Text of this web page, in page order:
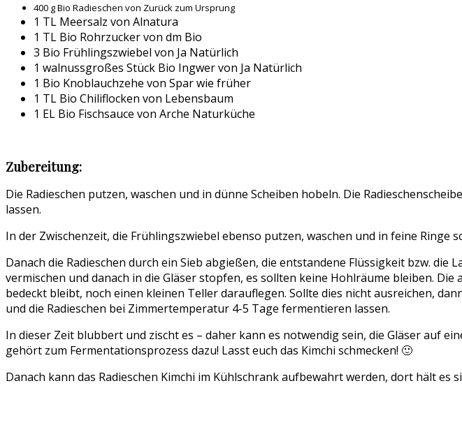
400 g Bio Radieschen von Zurück zum Ursprung
1 TL Meersalz von Alnatura
1 TL Bio Rohrzucker von dm Bio
3 Bio Frühlingszwiebel von Ja Natürlich
1 walnussgroßes Stück Bio Ingwer von Ja Natürlich
1 Bio Knoblauchzehe von Spar wie früher
1 TL Bio Chiliflocken von Lebensbaum
1 EL Bio Fischsauce von Arche Naturküche
Zubereitung:
Die Radieschen putzen, waschen und in dünne Scheiben hobeln. Die
lassen.
In der Zwischenzeit, die Frühlingszwiebel ebenso putzen, waschen und in feine Ringe
Danach die Radieschen durch ein Sieb abgießen, die entstandene Flüssigkeit bzw.
vermischen und danach in die Gläser stopfen, es sollten keine Hohlräume bleiben.
bedeckt bleibt, noch einen kleinen Teller darauflegen. Sollte dies nicht ausreichen,
und die Radieschen bei Zimmertemperatur 4-5 Tage fermentieren lassen.
In dieser Zeit blubbert und zischt es – daher kann es notwendig sein, die Gläser auf
gehört zum Fermentationsprozess dazu! Lasst euch das Kimchi schmecken! 🙂
Danach kann das Radieschen Kimchi im Kühlschrank aufbewahrt werden, dort hält es